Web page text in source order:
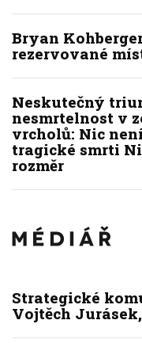
Bryan
rezervované
Neskutečný
nesmrtelnost v
vrcholů: Nic
tragické smrti
rozměr
Strategické
Vojtěch